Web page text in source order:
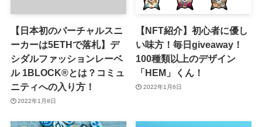
【日本初のバーチャルスニ
ーカーは5ETHで落札】デ
シダルファッションレーベ
ル 1BLOCK®︎とは？コミュ
ニティへの入り方！
2022年1月8日
【NFT紹介】初心者に優し
い味方！毎日giveaway！
100種類以上のデザイン
「HEM」くん！
2022年1月6日